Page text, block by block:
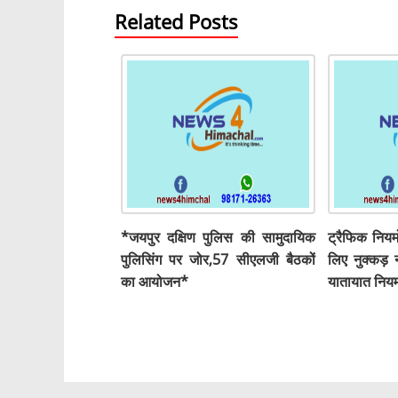
Related Posts
*जयपुर दक्षिण पुलिस की सामुदायिक
पुलिसिंग पर जोर,57 सीएलजी बैठकों
का आयोजन*
ट्रैफिक
लिए नुक्कड़
यातायात